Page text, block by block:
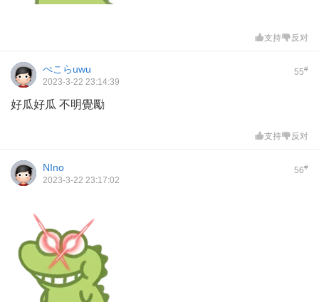
支持 反对
55#
ぺこらuwu
2023-3-22 23:14:39
好瓜好瓜 不明覺勵
支持 反对
56#
NIno
2023-3-22 23:17:02